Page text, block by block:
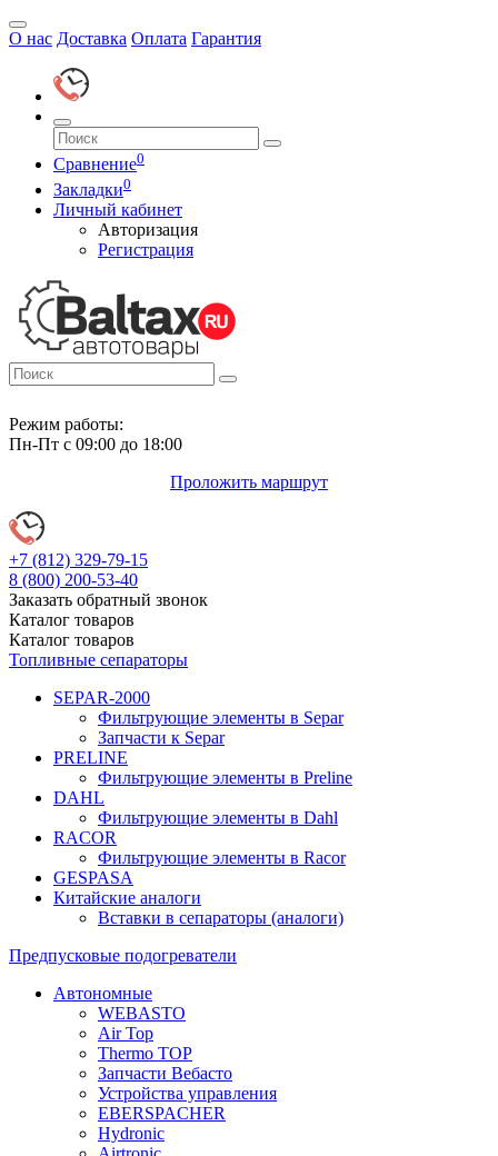
О нас Доставка Оплата Гарантия
Сравнение0
Закладки0
Личный кабинет
Авторизация
Регистрация
Режим работы:
Пн-Пт с 09:00 до 18:00
Проложить маршрут
+7 (812) 329-79-15
8 (800) 200-53-40
Заказать обратный звонок
Каталог товаров
Каталог товаров
Топливные сепараторы
SEPAR-2000
Фильтрующие элементы в Separ
Запчасти к Separ
PRELINE
Фильтрующие элементы в Preline
DAHL
Фильтрующие элементы в Dahl
RACOR
Фильтрующие элементы в Racor
GESPASA
Китайские аналоги
Вставки в сепараторы (аналоги)
Предпусковые подогреватели
Автономные
WEBASTO
Air Top
Thermo TOP
Запчасти Вебасто
Устройства управления
EBERSPACHER
Hydronic